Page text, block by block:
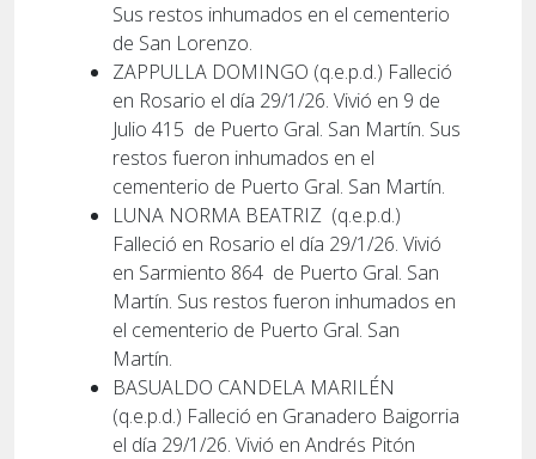
Sus restos inhumados en el cementerio
de San Lorenzo.
ZAPPULLA DOMINGO (q.e.p.d.) Falleció
en Rosario el día 29/1/26. Vivió en 9 de
Julio 415 de Puerto Gral. San Martín. Sus
restos fueron inhumados en el
cementerio de Puerto Gral. San Martín.
LUNA NORMA BEATRIZ (q.e.p.d.)
Falleció en Rosario el día 29/1/26. Vivió
en Sarmiento 864 de Puerto Gral. San
Martín. Sus restos fueron inhumados en
el cementerio de Puerto Gral. San
Martín.
BASUALDO CANDELA MARILÉN
(q.e.p.d.) Falleció en Granadero Baigorria
el día 29/1/26. Vivió en Andrés Pitón